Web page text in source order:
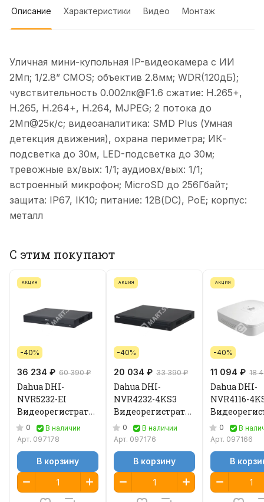
Описание Характеристики Видео Монтаж
Уличная мини-купольная IP-видеокамера с ИИ
2Мп; 1/2.8” CMOS; объектив 2.8мм; WDR(120дБ);
чувствительность 0.002лк@F1.6 сжатие: H.265+,
H.265, H.264+, H.264, MJPEG; 2 потока до
2Мп@25к/с; видеоаналитика: SMD Plus (Умная
детекция движения), охрана периметра; ИК-
подсветка до 30м, LED-подсветка до 30м;
тревожные вх/вых: 1/1; аудиовх/вых: 1/1;
встроенный микрофон; MicroSD до 256Гбайт;
защита: IP67, IK10; питание: 12В(DC), PoE; корпус:
металл
С этим покупают
АКЦИЯ
-40%
36 234 ₽ 60 390 ₽
Dahua DHI-
NVR5232-EI
Видеорегистратор
IP 0
В наличии
Арт. 097178
В корзину
АКЦИЯ
-40%
20 034 ₽ 33 390 ₽
Dahua DHI-
NVR4232-4KS3
Видеорегистратор
IP 0
В наличии
Арт. 097176
В корзину
АКЦИЯ
-40%
11 094 ₽ 18
Dahua DHI-
NVR4116-
IP 0
В
Арт. 097166
В